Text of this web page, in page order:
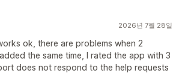
2026년 7월 28일
ok, there are problems when 2
the same time, I rated the app with 3
does not respond to the help requests